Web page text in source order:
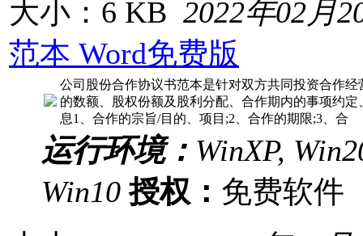
大小：6 KB 2022年02月
范本 Word免费版
公司股份合作协议书范本是针对双方共同投资合作
的数额、股权份额及股利分配、合作期内的事项约
息1、合作的宗旨/目的、项目;2、合作的期限;3、合
运行环境： WinXP,
Win10 授权： 免费软